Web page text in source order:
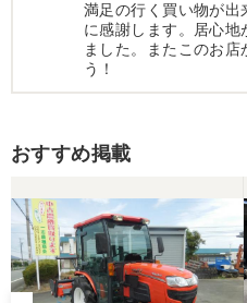
満足の行く買い物が出
に感謝します。居心
ました。またこのお
う！
秋田県／小野
社長様はじめスタッ
す。
秋田県／taegahara
おすすめ掲載